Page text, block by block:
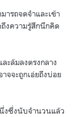
ารถจดจำและเข้า
งความรู้สึกนึกคิด
ะล้มลงตรงกลาง
จจะถูกเอ่ยถึงบ่อย
งซึ่งนับจำนวนแล้ว